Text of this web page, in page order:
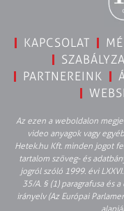
KAPCSOLAT
PARTNEREINK
Az ezen a weboldalon
video anyagok vagy
Hetek.hu Kft. minden jogot
tartalom szöveg- és
jogról szóló 1999. évi
35/A. § (1) paragrafusa és
irányelv (Az Európai